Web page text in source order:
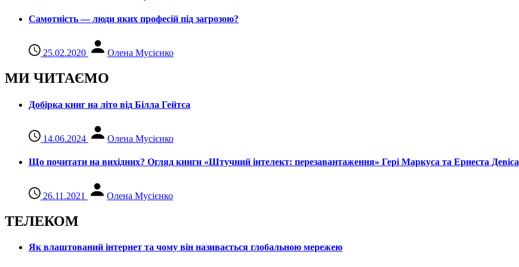
Самотність — люди яких професій під загрозою?
25.02.2020 Олена Мусієнко
МИ ЧИТАЄМО
Добірка книг на літо від Білла Гейтса
14.06.2024 Олена Мусієнко
Що почитати на вихідних? Огляд книги «Штучний інтелект: перезавантаження» Гері Маркуса та Ернеста Девіса
26.11.2021 Олена Мусієнко
ТЕЛЕКОМ
Як влаштований інтернет та чому він називається глобальною мережею